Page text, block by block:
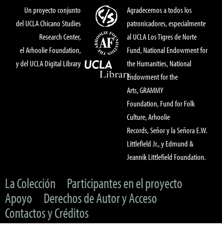
Un proyecto conjunto
del UCLA Chicano Studies
Research Center,
el Arhoolie Foundation,
y del UCLA Digital Library
Agradecemos a todos los
patronicadores, especialmente
al UCLA Los Tigres de Norte
Fund, National Endowment for
the Humanities, National
Endowment for the
Arts, GRAMMY
Foundation, Fund for Folk
Culture, Arhoolie
Records, Señor y la Señora E.W.
Littlefield Jr., y Edmund &
Jeannik Littlefield Foundation.
La Colección
Participantes en el proyecto
Apoyo
Derechos de Autor y Acceso
Contactos y Créditos